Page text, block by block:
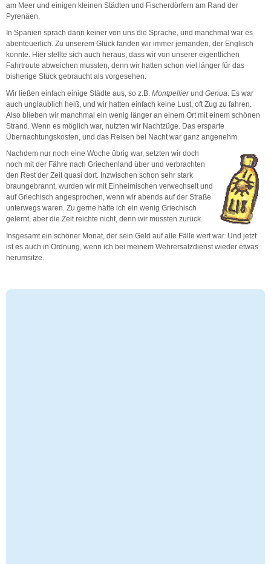
am Meer und einigen kleinen Städten und Fischerdörfern am Rand der
Pyrenäen.
In Spanien sprach dann keiner von uns die Sprache, und manchmal war es
abenteuerlich. Zu unserem Glück fanden wir immer jemanden, der Englisch
konnte. Hier stellte sich auch heraus, dass wir von unserer eigentlichen
Fahrtroute abweichen mussten, denn wir hatten schon viel länger für das
bisherige Stück gebraucht als vorgesehen.
Wir ließen einfach einige Städte aus, so z.B. Montpellierund Genua. Es war
auch unglaublich heiß, und wir hatten einfach keine Lust, oft Zug zu fahren.
Also blieben wir manchmal ein wenig länger an einem Ort mit einem schönen
Strand. Wenn es möglich war, nutzten wir Nachtzüge. Das ersparte
Übernachtungskosten, und das Reisen bei Nacht war ganz angenehm.
Nachdem nur noch eine Woche übrig war, setzten wir doch
noch mit der Fähre nach Griechenland über und verbrachten
den Rest der Zeit quasi dort. Inzwischen schon sehr stark
braungebrannt, wurden wir mit Einheimischen verwechselt und
auf Griechisch angesprochen, wenn wir abends auf der Straße
unterwegs waren. Zu gerne hätte ich ein wenig Griechisch
gelernt, aber die Zeit reichte nicht, denn wir mussten zurück.
Insgesamt ein schöner Monat, der sein Geld auf alle Fälle wert war. Und jetzt
ist es auch in Ordnung, wenn ich bei meinem Wehrersatzdienst wieder etwas
herumsitze.